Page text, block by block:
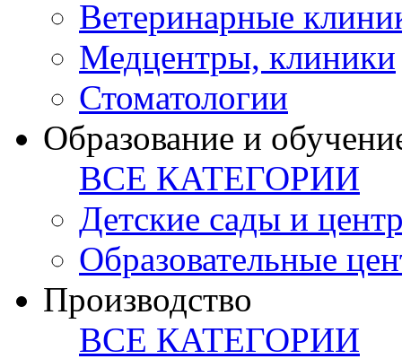
Ветеринарные
Медцентры, клиники
Стоматологии
Образование и
ВСЕ КАТЕГОРИИ
Детские сады и
Образовательные
Производство
ВСЕ КАТЕГОРИИ